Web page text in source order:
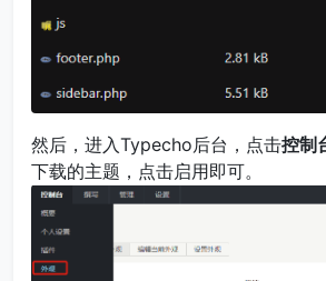
然后，进入Typecho后台，点击控制
下载的主题，点击启用即可。